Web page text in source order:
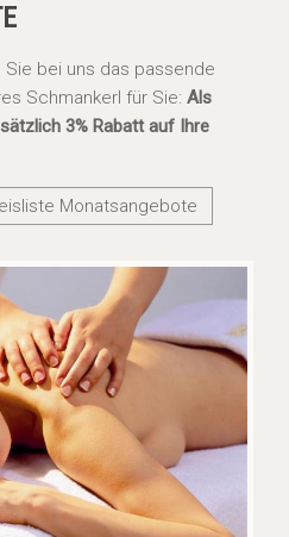
bei uns das passende
Schmankerl für Sie: Als
3% Rabatt auf Ihre
Monatsangebote